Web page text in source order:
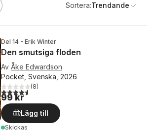
Sortera:Trendande
Del 14 - Erik Winter
Den smutsiga floden
Av Åke Edwardson
Pocket, Svenska, 2026
4,6utav 5 stjärnor. Totalt antal röster:
(8)
99 kr
Lägg till
Skickas